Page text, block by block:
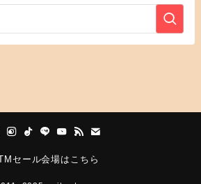
セール会場はこちら